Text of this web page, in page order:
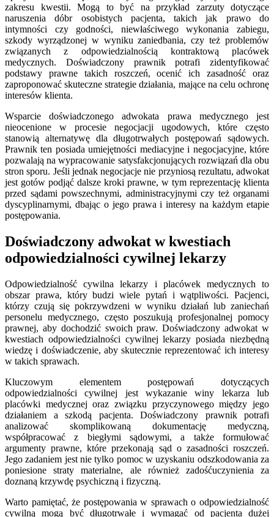
zakresu kwestii. Mogą to być na przykład zarzuty dotyczące
naruszenia dóbr osobistych pacjenta, takich jak prawo do
intymności czy godności, niewłaściwego wykonania zabiegu,
szkody wyrządzonej w wyniku zaniedbania, czy też problemów
związanych z odpowiedzialnością kontraktową placówek
medycznych. Doświadczony prawnik potrafi zidentyfikować
podstawy prawne takich roszczeń, ocenić ich zasadność oraz
zaproponować skuteczne strategie działania, mające na celu ochronę
interesów klienta.
Wsparcie doświadczonego adwokata prawa medycznego jest
nieocenione w procesie negocjacji ugodowych, które często
stanowią alternatywę dla długotrwałych postępowań sądowych.
Prawnik ten posiada umiejętności mediacyjne i negocjacyjne, które
pozwalają na wypracowanie satysfakcjonujących rozwiązań dla obu
stron sporu. Jeśli jednak negocjacje nie przyniosą rezultatu, adwokat
jest gotów podjąć dalsze kroki prawne, w tym reprezentację klienta
przed sądami powszechnymi, administracyjnymi czy też organami
dyscyplinarnymi, dbając o jego prawa i interesy na każdym etapie
postępowania.
Doświadczony adwokat w kwestiach
odpowiedzialności cywilnej lekarzy
Odpowiedzialność cywilna lekarzy i placówek medycznych to
obszar prawa, który budzi wiele pytań i wątpliwości. Pacjenci,
którzy czują się pokrzywdzeni w wyniku działań lub zaniechań
personelu medycznego, często poszukują profesjonalnej pomocy
prawnej, aby dochodzić swoich praw. Doświadczony adwokat w
kwestiach odpowiedzialności cywilnej lekarzy posiada niezbędną
wiedzę i doświadczenie, aby skutecznie reprezentować ich interesy
w takich sprawach.
Kluczowym elementem postępowań dotyczących
odpowiedzialności cywilnej jest wykazanie winy lekarza lub
placówki medycznej oraz związku przyczynowego między jego
działaniem a szkodą pacjenta. Doświadczony prawnik potrafi
analizować skomplikowaną dokumentację medyczną,
współpracować z biegłymi sądowymi, a także formułować
argumenty prawne, które przekonają sąd o zasadności roszczeń.
Jego zadaniem jest nie tylko pomoc w uzyskaniu odszkodowania za
poniesione straty materialne, ale również zadośćuczynienia za
doznaną krzywdę psychiczną i fizyczną.
Warto pamiętać, że postępowania w sprawach o odpowiedzialność
cywilną mogą być długotrwałe i wymagać od pacjenta dużej